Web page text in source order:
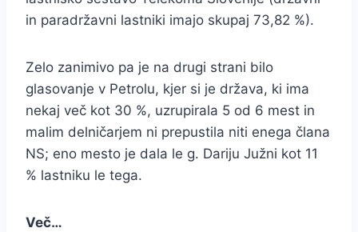
in paradržavni lastniki imajo skupaj 73,82 %).
Zelo zanimivo pa je na drugi strani bilo
glasovanje v Petrolu, kjer si je država, ki ima
nekaj več kot 30 %, uzrupirala 5 od 6 mest in
malim delničarjem ni prepustila niti enega člana
NS; eno mesto je dala le g. Dariju Južni kot 11
% lastniku le tega.
Več…